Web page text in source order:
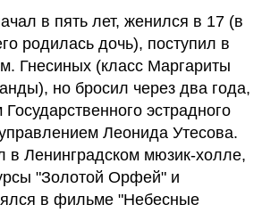
в пять лет, женился в 17 (в
родилась дочь), поступил в
Гнесиных (класс Маргариты
но бросил через два года,
эстрадного
Леонида Утесова.
в Ленинградском мюзик-холле,
"Золотой Орфей" и
в фильме "Небесные